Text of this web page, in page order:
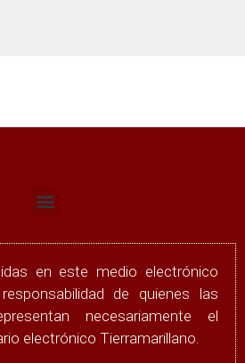
en este medio electrónico
de quienes las
necesariamente el
electrónico Tierramarillano.